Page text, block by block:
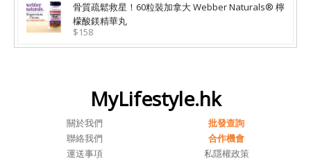
骨質疏鬆救星！60粒裝加拿大 Webber Naturals® 檸
檬酸鎂精華丸
$158
MyLifestyle.hk
關於我們
批發查詢
聯絡我們
合作機會
運送事項
私隱權政策